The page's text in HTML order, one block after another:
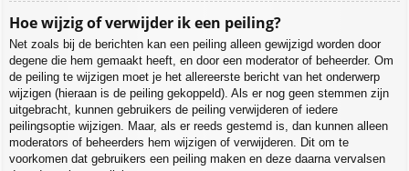
Hoe wijzig of verwijder ik een peiling?
Net zoals bij de berichten kan een peiling alleen gewijzigd worden door
degene die hem gemaakt heeft, en door een moderator of beheerder. Om
de peiling te wijzigen moet je het allereerste bericht van het onderwerp
wijzigen (hieraan is de peiling gekoppeld). Als er nog geen stemmen zijn
uitgebracht, kunnen gebruikers de peiling verwijderen of iedere
peilingsoptie wijzigen. Maar, als er reeds gestemd is, dan kunnen alleen
moderators of beheerders hem wijzigen of verwijderen. Dit om te
voorkomen dat gebruikers een peiling maken en deze daarna vervalsen